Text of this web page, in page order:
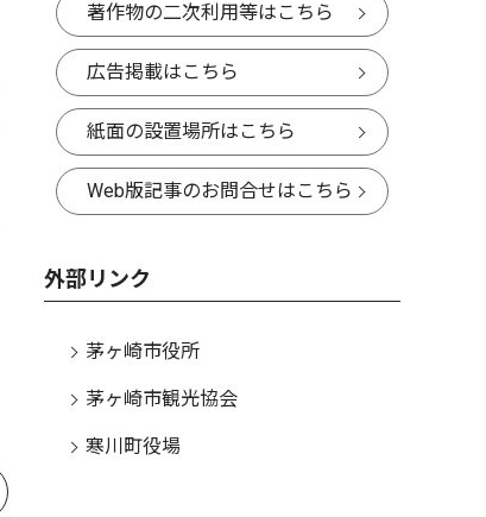
著作物の二次利用等はこちら
広告掲載はこちら
紙面の設置場所はこちら
Web版記事のお問合せはこちら
外部リンク
茅ヶ崎市役所
茅ヶ崎市観光協会
寒川町役場